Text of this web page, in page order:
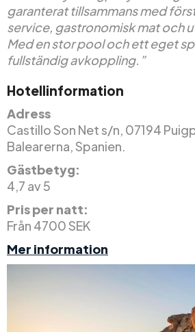
garanterat tillsammans med
service, gastronomisk mat och
Med en stor pool och ett eget
fullständig avkoppling.”
Hotellinformation
Adress
Castillo Son Net s/n, 07194
Balearerna, Spanien.
Gästbetyg:
4,7 av 5
Pris per natt:
Från 4700 SEK
Mer information